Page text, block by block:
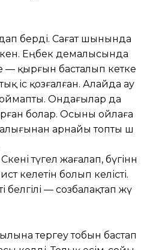
берді. Сағат шынында
Еңбек демалысында
— қырғын басталып кетке
іс қозғалған. Алайда ау
Ондағылар да
болар. Осыны ойлаға
арнайы топты ш
түгел жағалап, бүгінн
келетін болып келісті.
белгілі — созбалақтап жү
тергеу тобын бастап